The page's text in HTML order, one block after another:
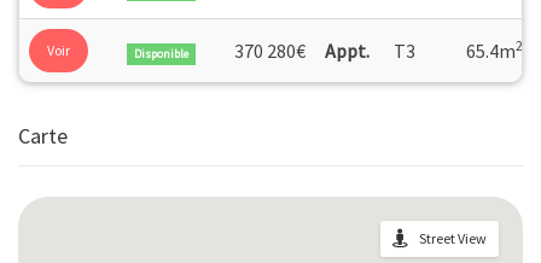
Voir Disponible 370 280€ Appt. T3 65.4m2
Carte
Street View